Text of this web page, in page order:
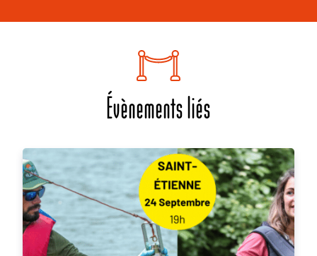
Évènements liés